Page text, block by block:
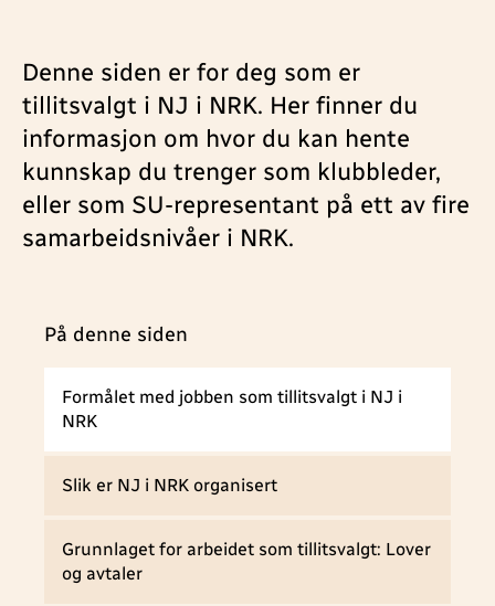
Denne siden er for deg som er
tillitsvalgt i NJ i NRK. Her finner du
informasjon om hvor du kan hente
kunnskap du trenger som klubbleder,
eller som SU-representant på ett av fire
samarbeidsnivåer i NRK.
På denne siden
Formålet med jobben som tillitsvalgt i NJ i
NRK
Slik er NJ i NRK organisert
Grunnlaget for arbeidet som tillitsvalgt: Lover
og avtaler